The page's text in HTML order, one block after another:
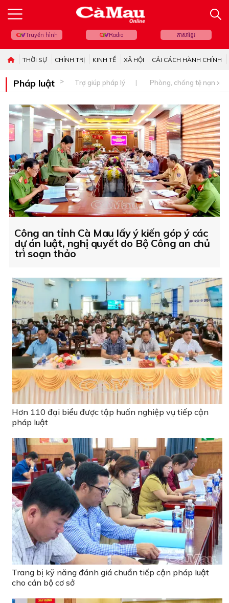
Truyền hình Radio ភាសាខ្មែរ
THỜI SỰ CHÍNH TRỊ KINH TẾ XÃ HỘI CẢI CÁCH HÀNH CHÍNH
Pháp luật Trợ giúp pháp lý Phòng, chống tệ nạn xã
Công an tỉnh Cà Mau lấy ý kiến góp ý các
dự án luật, nghị quyết do Bộ Công an chủ
trì soạn thảo
Hơn 110 đại biểu được tập huấn nghiệp vụ tiếp cận
pháp luật
Trang bị kỹ năng đánh giá chuẩn tiếp cận pháp luật
cho cán bộ cơ sở